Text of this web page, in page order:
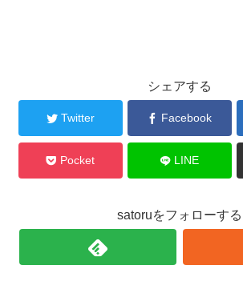
シェアする
Twitter Facebook
Pocket LINE
satoruをフォローする